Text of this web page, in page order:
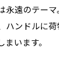
永遠のテー
ハンドルに
います。